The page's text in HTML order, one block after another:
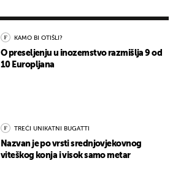
KAMO BI OTIŠLI?
O preseljenju u inozemstvo razmišlja 9 od
10 Europljana
TREĆI UNIKATNI BUGATTI
Nazvan je po vrsti srednjovjekovnog
viteškog konja i visok samo metar